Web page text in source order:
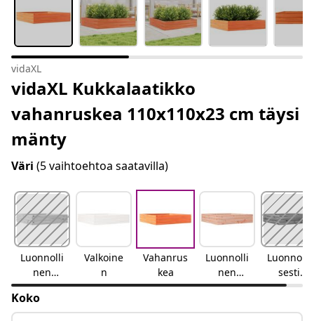
vidaXL
vidaXL Kukkalaatikko
vahanruskea 110x110x23 cm täysi
mänty
Väri (5 vaihtoehtoa saatavilla)
Luonnolli
nen
mänty
Valkoine
n
Vahanrus
kea
Luonnolli
nen
douglask
Luonnolli
sesti
kyllästett
Koko